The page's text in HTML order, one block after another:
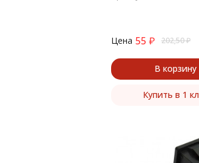
Цена 55 ₽ 202,50₽
В корзину
Купить в 1